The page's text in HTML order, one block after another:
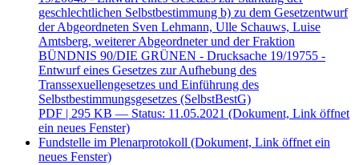
geschlechtlichen Selbstbestimmung b) zu dem Gesetzentwurf
der Abgeordneten Sven Lehmann, Ulle Schauws, Luise
Amtsberg, weiterer Abgeordneter und der Fraktion
BÜNDNIS 90/DIE GRÜNEN - Drucksache 19/19755 -
Entwurf eines Gesetzes zur Aufhebung des
Transsexuellengesetzes und Einführung des
Selbstbestimmungsgesetzes (SelbstBestG)
PDF | 295 KB — Status: 11.05.2021 (Dokument, Link öffnet
ein neues Fenster)
Fundstelle im Plenarprotokoll (Dokument, Link öffnet ein
neues Fenster)